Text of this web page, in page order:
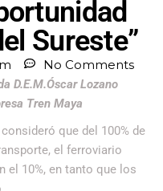
Sureste”
No Comments
D.E.M.Óscar Lozano
Tren Maya
que del 100% de
el ferroviario
el 10%, en tanto que los